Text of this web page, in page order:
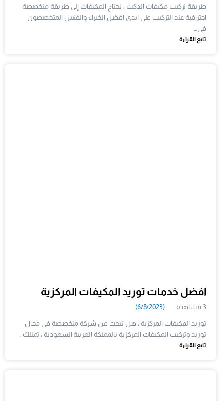
طريقة تركيب مكيفات الدكت ، تحتاج المكيفات إلى طريقة متخصصة
احترافية عند التركيب على ايدى افضل الخبراء والفنيين المتخصصون
فى…
تابع القراءة
افضل خدمات توريد المكيفات المركزية
3 مشاهدة (6/8/2023)
توريد المكيفات المركزية ، هل تبحث عن شركة متخصصة فى مجال
توريد وتركيب المكيفات المركزية بالمملكة العربية السعودية ، تمتلك…
تابع القراءة